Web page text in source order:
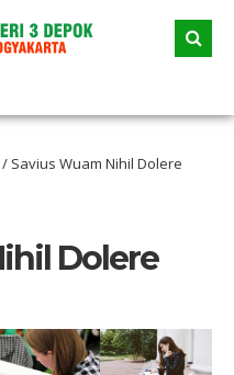
/ Savius Wuam Nihil Dolere
Dolere